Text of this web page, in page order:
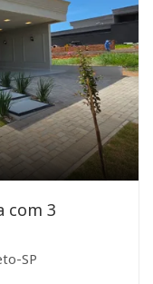
com 3
SP